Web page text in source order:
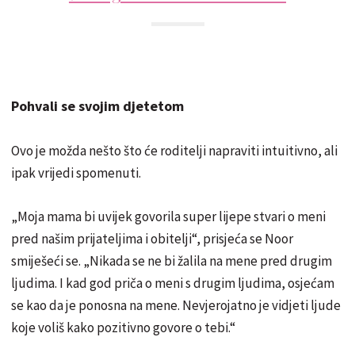
Pohvali se svojim djetetom
Ovo je možda nešto što će roditelji napraviti intuitivno, ali
ipak vrijedi spomenuti.
„Moja mama bi uvijek govorila super lijepe stvari o meni
pred našim prijateljima i obitelji“, prisjeća se Noor
smiješeći se. „Nikada se ne bi žalila na mene pred drugim
ljudima. I kad god priča o meni s drugim ljudima, osjećam
se kao da je ponosna na mene. Nevjerojatno je vidjeti ljude
koje voliš kako pozitivno govore o tebi.“